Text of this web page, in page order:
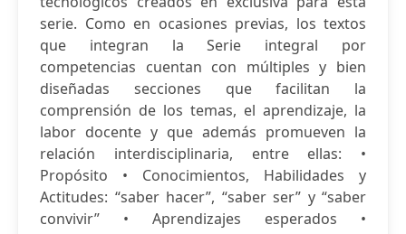
serie. Como en ocasiones previas, los textos
que integran la Serie integral por
competencias cuentan con múltiples y bien
diseñadas secciones que facilitan la
comprensión de los temas, el aprendizaje, la
labor docente y que además promueven la
relación interdisciplinaria, entre ellas: •
Propósito • Conocimientos, Habilidades y
Actitudes: “saber hacer”, “saber ser” y “saber
convivir” • Aprendizajes esperados •